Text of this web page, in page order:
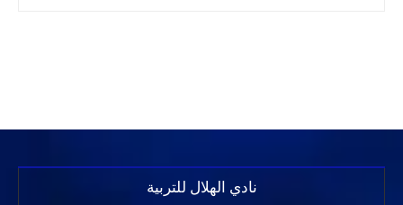
نادي الهلال للتربية